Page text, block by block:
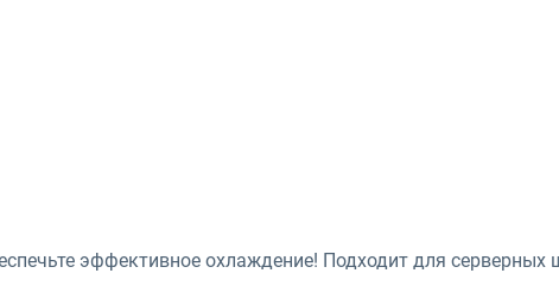
эффективное охлаждение! Подходит для серверных